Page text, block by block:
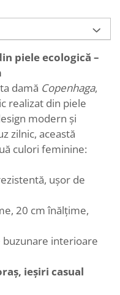
piele ecologică –
damă Copenhaga,
realizat din piele
modern și
zilnic, această
culori feminine:
ușor de
20 cm înălțime,
buzunare interioare
ieșiri casual